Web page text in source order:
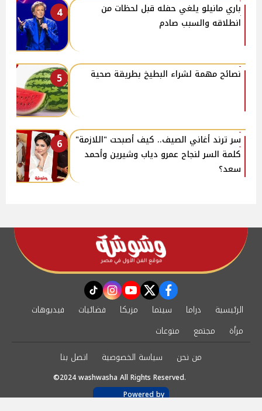
4
باري مانيلو يلغي حفله قبل لحظات من
انطلاقه والسبب صادم
5 نصائح مهمة لشراء البطيخ بطريقة صحية
6
سر ترند أغاني الصيف.. كيف أصبحت "اللازمة"
كلمة السر لنجاح عمرو دياب وشيرين وأحمد
سعد؟
facebook
twitter
youtube
instagram
tiktok
الرئيسية دراما سينما مزيكا فضائيات
فيديوهات
مرأة
مجتمع
منوعات
من نحن
سياسة الخصوصية اتصل بنا
©2024 washwasha All Rights Reserved.
Powered by